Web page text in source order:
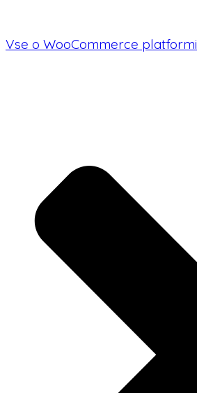
Vse o WooCommerce platformi